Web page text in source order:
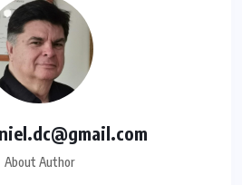
About Author